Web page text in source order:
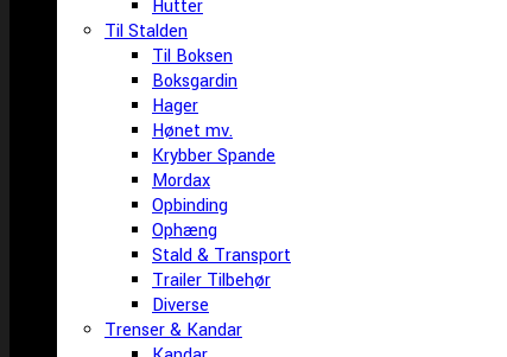
Hutter
Til Stalden
Til Boksen
Boksgardin
Hager
Hønet mv.
Krybber Spande
Mordax
Opbinding
Ophæng
Stald & Transport
Trailer Tilbehør
Diverse
Trenser & Kandar